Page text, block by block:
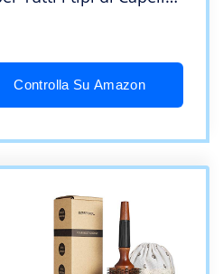
Controlla Su Amazon